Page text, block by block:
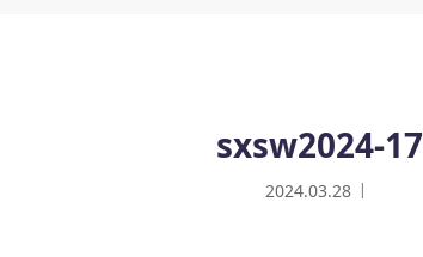
sxsw2024-17
2024.03.28